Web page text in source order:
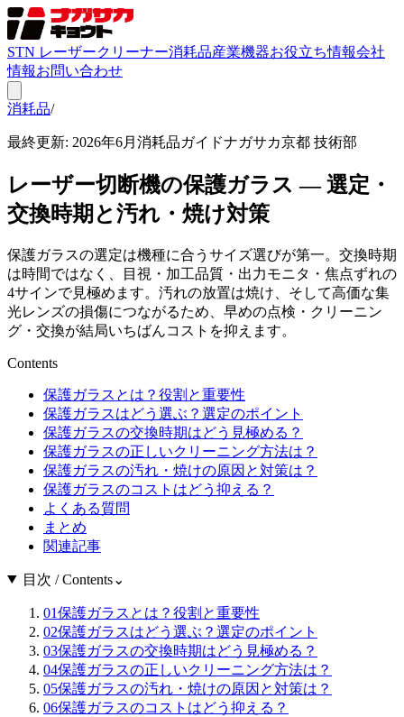
STN レーザークリーナー消耗品産業機器お役立ち情報会社
情報お問い合わせ
消耗品/お役立ち情報
最終更新: 2026年6月 消耗品ガイドナガサカ京都 技術部
レーザー切断機の保護ガラス — 選定・
交換時期と汚れ・焼け対策
保護ガラスの選定は機種に合うサイズ選びが第一。交換時期
は時間ではなく、目視・加工品質・出力モニタ・焦点ずれの
4サインで見極めます。汚れの放置は焼け、そして高価な集
光レンズの損傷につながるため、早めの点検・クリーニン
グ・交換が結局いちばんコストを抑えます。
Contents
保護ガラスとは？役割と重要性
保護ガラスはどう選ぶ？選定のポイント
保護ガラスの交換時期はどう見極める？
保護ガラスの正しいクリーニング方法は？
保護ガラスの汚れ・焼けの原因と対策は？
保護ガラスのコストはどう抑える？
よくある質問
まとめ
関連記事
目次 / Contents⌄
01保護ガラスとは？役割と重要性
02保護ガラスはどう選ぶ？選定のポイント
03保護ガラスの交換時期はどう見極める？
04保護ガラスの正しいクリーニング方法は？
05保護ガラスの汚れ・焼けの原因と対策は？
06保護ガラスのコストはどう抑える？